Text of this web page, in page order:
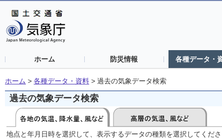
ホーム 防災情報 各種データ・
ホーム > 各種データ・資料 > 過去の気象データ検索
過去の気象データ検索
地点と年月日時を選択して、表示するデータの種類を選択してくだ